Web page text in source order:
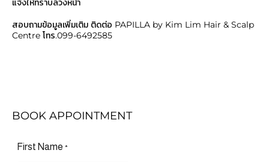
แจ้งให้ทราบล่วงหน้า
สอบถามข้อมูลเพิ่มเติม ติดต่อ PAPILLA by Kim Lim Hair & Scalp
Centre โทร.099-6492585
BOOK APPOINTMENT
First Name *